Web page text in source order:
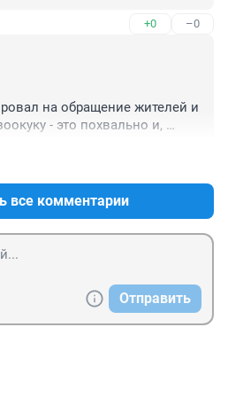
да так, что аж "коллективно".
возвращается бумерангом,
+0 –0
на обращение жителей и
- это похвально и,
жителей иметь по
думаю прокурор вынесет
все комментарии
Отправить